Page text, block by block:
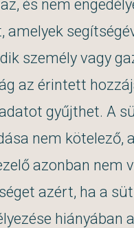
és nem
amelyek
személy vagy
az érintett
gyűjthet. A
nem kötelező,
azonban nem
azért, ha a
hiányában